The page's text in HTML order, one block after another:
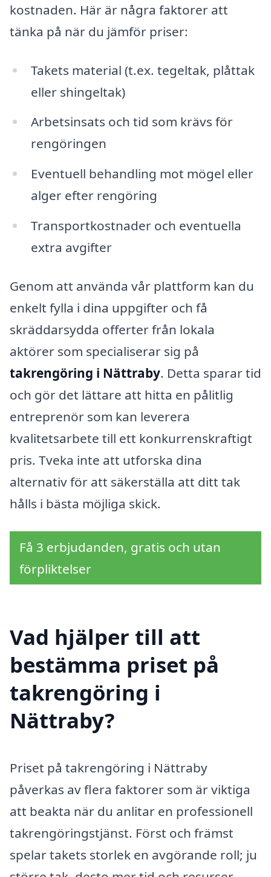
kostnaden. Här är några faktorer att
tänka på när du jämför priser:
Takets material (t.ex. tegeltak, plåttak
eller shingeltak)
Arbetsinsats och tid som krävs för
rengöringen
Eventuell behandling mot mögel eller
alger efter rengöring
Transportkostnader och eventuella
extra avgifter
Genom att använda vår plattform kan du
enkelt fylla i dina uppgifter och få
skräddarsydda offerter från lokala
aktörer som specialiserar sig på
takrengöring i Nättraby. Detta sparar tid
och gör det lättare att hitta en pålitlig
entreprenör som kan leverera
kvalitetsarbete till ett konkurrenskraftigt
pris. Tveka inte att utforska dina
alternativ för att säkerställa att ditt tak
hålls i bästa möjliga skick.
Få 3 erbjudanden, gratis och utan
förpliktelser
Vad hjälper till att
bestämma priset på
takrengöring i
Nättraby?
Priset på takrengöring i Nättraby
påverkas av flera faktorer som är viktiga
att beakta när du anlitar en professionell
takrengöringstjänst. Först och främst
spelar takets storlek en avgörande roll; ju